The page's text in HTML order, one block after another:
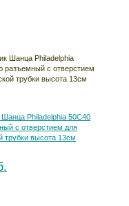
Шанца Philadelphia 50С40
с отверстием для
трубки высота 13см